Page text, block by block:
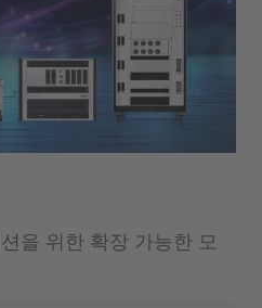
을 위한 확장 가능한 모